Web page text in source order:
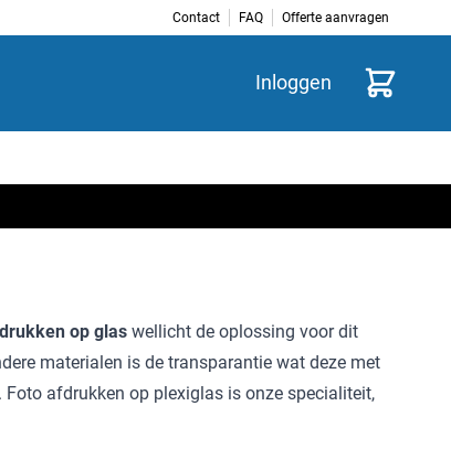
Contact FAQ Offerte aanvragen
Inloggen
op glas wellicht de oplossing voor dit
materialen is de transparantie wat deze met
afdrukken op plexiglas is onze specialiteit,